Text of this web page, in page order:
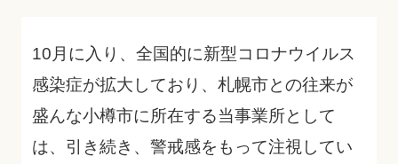
10 月に入り、全国的に新型コロナウイルス
感染症が拡大しており、札幌市との往来が
盛んな小樽市に所在する当事業所として
は、引き続き、警戒感をもって注視してい